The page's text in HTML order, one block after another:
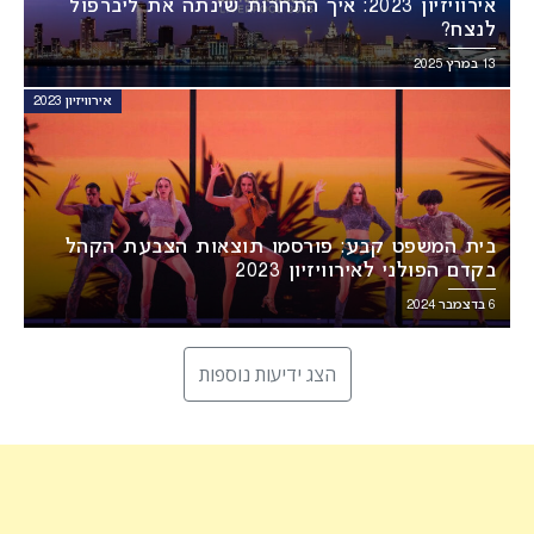
אירוויזיון 2023: איך התחרות שינתה את ליברפול
לנצח?
13 במרץ 2025
אירוויזיון 2023
בית המשפט קבע: פורסמו תוצאות הצבעת הקהל
בקדם הפולני לאירוויזיון 2023
6 בדצמבר 2024
הצג ידיעות נוספות